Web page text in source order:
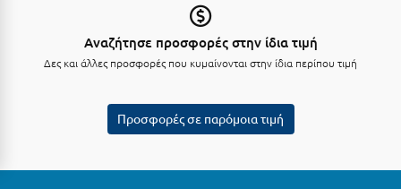
Μυτιλήνη
Αναζήτησε προσφορές στην ίδια τιμή
Δες και άλλες προσφορές που κυμαίνονται στην ίδια περίπου τιμή
Προσφορές σε παρόμοια τιμή